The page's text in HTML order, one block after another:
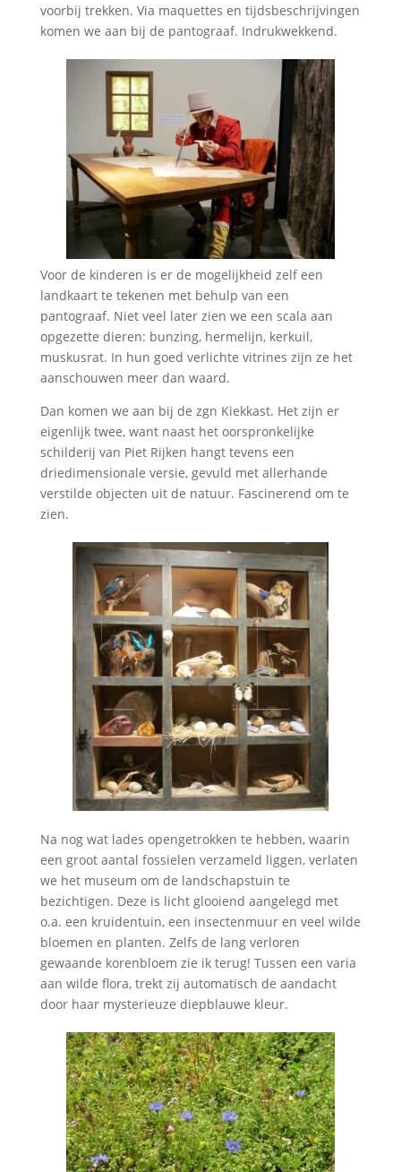
voorbij trekken. Via maquettes en tijdsbeschrijvingen
komen we aan bij de pantograaf. Indrukwekkend.
Voor de kinderen is er de mogelijkheid zelf een
landkaart te tekenen met behulp van een
pantograaf. Niet veel later zien we een scala aan
opgezette dieren: bunzing, hermelijn, kerkuil,
muskusrat. In hun goed verlichte vitrines zijn ze het
aanschouwen meer dan waard.
Dan komen we aan bij de zgn Kiekkast. Het zijn er
eigenlijk twee, want naast het oorspronkelijke
schilderij van Piet Rijken hangt tevens een
driedimensionale versie, gevuld met allerhande
verstilde objecten uit de natuur. Fascinerend om te
zien.
Na nog wat lades opengetrokken te hebben, waarin
een groot aantal fossielen verzameld liggen, verlaten
we het museum om de landschapstuin te
bezichtigen. Deze is licht glooiend aangelegd met
o.a. een kruidentuin, een insectenmuur en veel wilde
bloemen en planten. Zelfs de lang verloren
gewaande korenbloem zie ik terug! Tussen een varia
aan wilde flora, trekt zij automatisch de aandacht
door haar mysterieuze diepblauwe kleur.